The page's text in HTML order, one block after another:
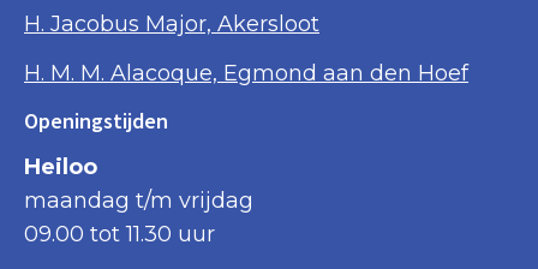
H. Jacobus Major, Akersloot
H. M. M. Alacoque, Egmond aan den Hoef
Openingstijden
Heiloo
maandag t/m vrijdag
09.00 tot 11.30 uur